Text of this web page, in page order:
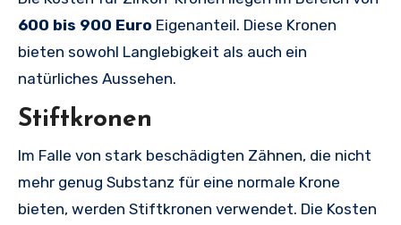
600 bis 900 Euro Eigenanteil. Diese Kronen
bieten sowohl Langlebigkeit als auch ein
natürliches Aussehen.
Stiftkronen
Im Falle von stark beschädigten Zähnen, die nicht
mehr genug Substanz für eine normale Krone
bieten, werden Stiftkronen verwendet. Die Kosten